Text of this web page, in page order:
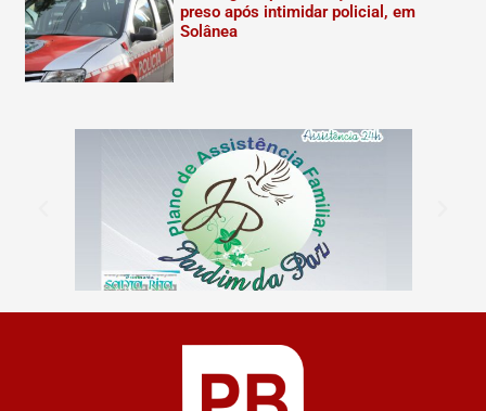
preso após intimidar policial, em
Solânea